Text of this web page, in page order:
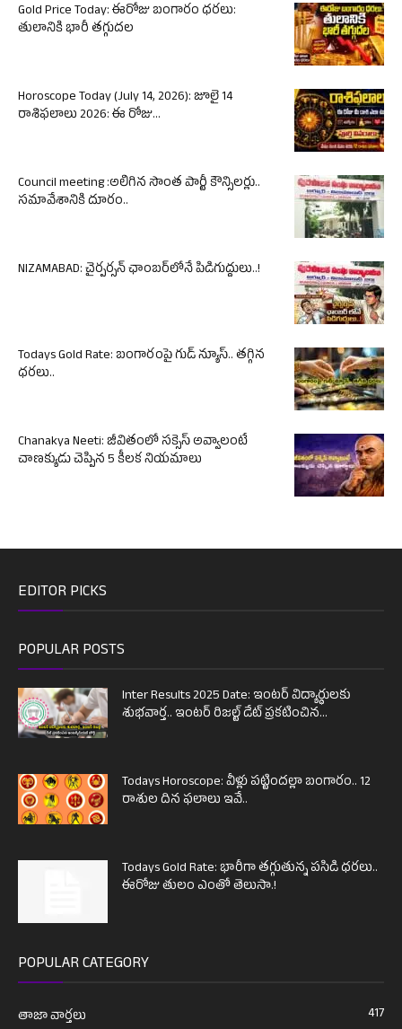
Gold Price Today: ఈరోజు బంగారం ధరలు:
తులానికి భారీ తగ్గుదల
Horoscope Today (July 14, 2026): జూలై 14
రాశిఫలాలు 2026: ఈ రోజు...
Council meeting :అలిగిన సొంత పార్టీ కౌన్సిలర్లు..
సమావేశానికి దూరం..
NIZAMABAD: చైర్పర్సన్ ఛాంబర్‌లోనే పిడిగుద్దులు..!
Todays Gold Rate: బంగారంపై గుడ్ న్యూస్.. తగ్గిన
ధరలు..
Chanakya Neeti: జీవితంలో సక్సెస్ అవ్వాలంటే
చాణక్యుడు చెప్పిన 5 కీలక నియమాలు
EDITOR PICKS
POPULAR POSTS
Inter Results 2025 Date: ఇంటర్ విద్యార్థులకు
శుభవార్త.. ఇంటర్ రిజల్ట్ డేట్ ప్రకటించిన...
Todays Horoscope: వీళ్లు పట్టిందల్లా బంగారం.. 12
రాశుల దిన ఫలాలు ఇవే..
Todays Gold Rate: భారీగా తగ్గుతున్న పసిడి ధరలు..
ఈరోజు తులం ఎంతో తెలుసా.!
POPULAR CATEGORY
తాజా వార్తలు
417